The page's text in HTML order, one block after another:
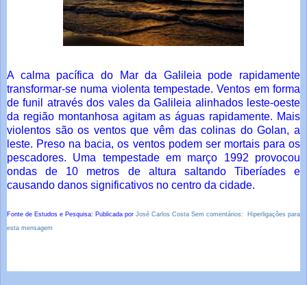
A calma pacífica do Mar da Galileia pode rapidamente
transformar-se numa violenta tempestade. Ventos em forma
de funil através dos vales da Galileia alinhados leste-oeste
da região montanhosa agitam as águas rapidamente. Mais
violentos são os ventos que vêm das colinas do Golan, a
leste. Preso na bacia, os ventos podem ser mortais para os
pescadores. Uma tempestade em março 1992 provocou
ondas de 10 metros de altura saltando Tiberíades e
causando danos significativos no centro da cidade.
Fonte de Estudos e Pesquisa: Publicada por José Carlos Costa Sem comentários:
Hiperligações para
esta mensagem